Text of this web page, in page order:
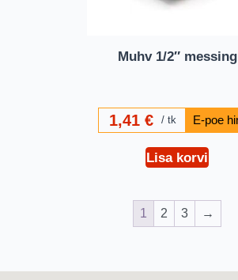
Muhv 1/2″ messing
1,41€ tk
Lisa korvi
1 2 3 →